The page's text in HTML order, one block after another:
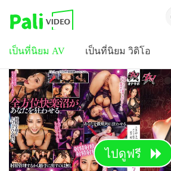
เป็นที่นิยม AV เป็นที่นิยม วิดิโอ
ไปดูฟรี